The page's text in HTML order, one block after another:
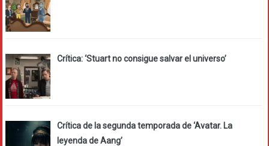
Crítica: ‘Stuart no consigue salvar el universo’
Crítica de la segunda temporada de ‘Avatar. La
leyenda de Aang’